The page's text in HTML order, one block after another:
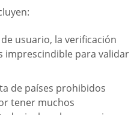
usuario, la verificación
imprescindible para validar
de países prohibidos
tener muchos